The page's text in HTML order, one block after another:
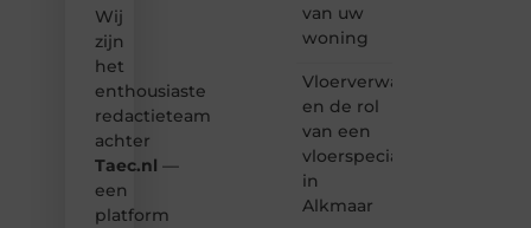
Wij
zijn
het
enthousiaste
redactieteam
achter
Taec.nl —
een
platform
van uw
woning
Vloerverwarming
en de rol
van een
vloerspecialist
in
Alkmaar